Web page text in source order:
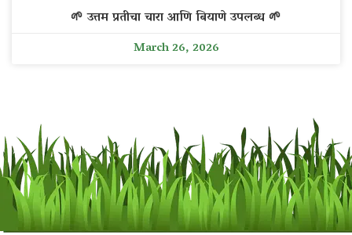
🌱 उत्तम प्रतीचा चारा आणि बियाणे उपलब्ध 🌱
March 26, 2026